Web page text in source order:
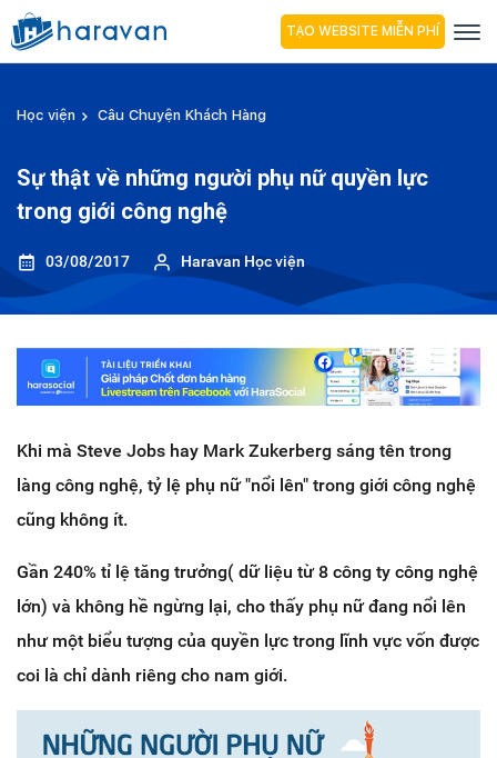
TẠO WEBSITE MIỄN PHÍ
Học viện Câu Chuyện Khách Hàng
Sự thật về những người phụ nữ quyền lực
trong giới công nghệ
03/08/2017 Haravan Học viện
Khi mà Steve Jobs hay Mark Zukerberg sáng tên trong
làng công nghệ, tỷ lệ phụ nữ "nổi lên" trong giới công nghệ
cũng không ít.
Gần 240% tỉ lệ tăng trưởng( dữ liệu từ 8 công ty công nghệ
lớn) và không hề ngừng lại, cho thấy phụ nữ đang nổi lên
như một biểu tượng của quyền lực trong lĩnh vực vốn được
coi là chỉ dành riêng cho nam giới.